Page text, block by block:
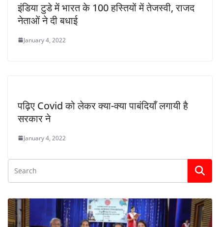
इंडिया टुडे में भारत के 100 हस्तियों में तेजस्वी, राजद
नेताओं ने दी बधाई
January 4, 2022
पढ़िए Covid को लेकर क्या-क्या पाबंदियाँ लगायी है
सरकार ने
January 4, 2022